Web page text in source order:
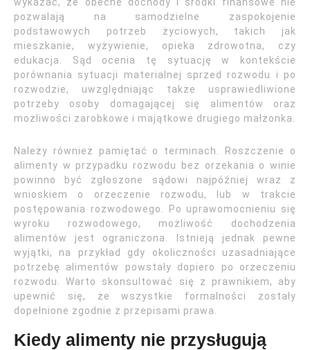
pozwalają na samodzielne zaspokojenie
podstawowych potrzeb życiowych, takich jak
mieszkanie, wyżywienie, opieka zdrowotna, czy
edukacja. Sąd ocenia tę sytuację w kontekście
porównania sytuacji materialnej sprzed rozwodu i po
rozwodzie, uwzględniając także usprawiedliwione
potrzeby osoby domagającej się alimentów oraz
możliwości zarobkowe i majątkowe drugiego małżonka.
Należy również pamiętać o terminach. Roszczenie o
alimenty w przypadku rozwodu bez orzekania o winie
powinno być zgłoszone sądowi najpóźniej wraz z
wnioskiem o orzeczenie rozwodu, lub w trakcie
postępowania rozwodowego. Po uprawomocnieniu się
wyroku rozwodowego, możliwość dochodzenia
alimentów jest ograniczona. Istnieją jednak pewne
wyjątki, na przykład gdy okoliczności uzasadniające
potrzebę alimentów powstały dopiero po orzeczeniu
rozwodu. Warto skonsultować się z prawnikiem, aby
upewnić się, że wszystkie formalności zostały
dopełnione zgodnie z przepisami prawa.
Kiedy alimenty nie przysługują